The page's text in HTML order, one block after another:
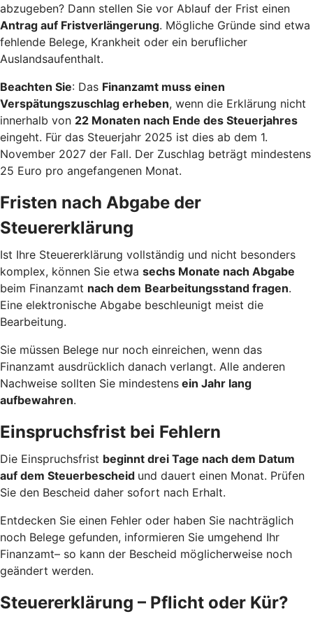
abzugeben? Dann stellen Sie vor Ablauf der Frist einen
Antrag auf Fristverlängerung. Mögliche Gründe sind etwa
fehlende Belege, Krankheit oder ein beruflicher
Auslandsaufenthalt.
Beachten Sie: Das Finanzamt muss einen
Verspätungszuschlag erheben, wenn die Erklärung nicht
innerhalb von 22 Monaten nach Ende des Steuerjahres
eingeht. Für das Steuerjahr 2025 ist dies ab dem 1.
November 2027 der Fall. Der Zuschlag beträgt mindestens
25 Euro pro angefangenen Monat.
Fristen nach Abgabe der
Steuererklärung
Ist Ihre Steuererklärung vollständig und nicht besonders
komplex, können Sie etwa sechs Monate nach Abgabe
beim Finanzamt nach dem Bearbeitungsstand fragen.
Eine elektronische Abgabe beschleunigt meist die
Bearbeitung.
Sie müssen Belege nur noch einreichen, wenn das
Finanzamt ausdrücklich danach verlangt. Alle anderen
Nachweise sollten Sie mindestens ein Jahr lang
aufbewahren.
Einspruchsfrist bei Fehlern
Die Einspruchsfrist beginnt drei Tage nach dem Datum
auf dem Steuerbescheid und dauert einen Monat. Prüfen
Sie den Bescheid daher sofort nach Erhalt.
Entdecken Sie einen Fehler oder haben Sie nachträglich
noch Belege gefunden, informieren Sie umgehend Ihr
Finanzamt– so kann der Bescheid möglicherweise noch
geändert werden.
Steuererklärung – Pflicht oder Kür?